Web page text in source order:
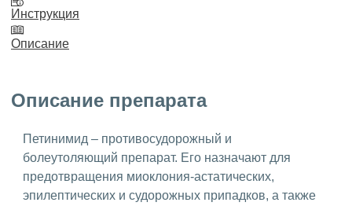
Инструкция
Описание
Описание препарата
Петинимид – противосудорожный и
болеутоляющий препарат. Его назначают для
предотвращения миоклония-астатических,
эпилептических и судорожных припадков, а также